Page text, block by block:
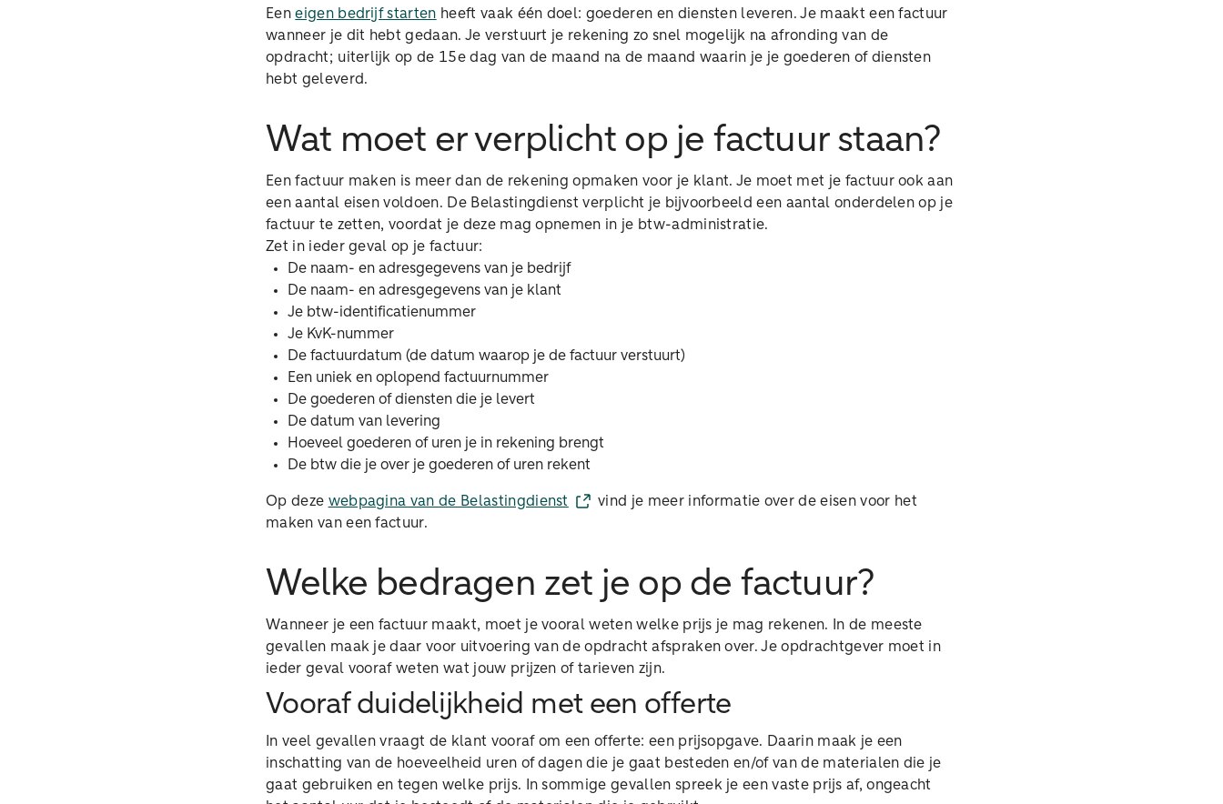
Eeneigen bedrijf starten heeft vaak één doel: goederen en diensten leveren. Je maakt een factuur
wanneer je dit hebt gedaan. Je verstuurt je rekening zo snel mogelijk na afronding van de
opdracht; uiterlijk op de 15e dag van de maand na de maand waarin je je goederen of diensten
hebt geleverd.
Wat moet er verplicht op je factuur staan?
Een factuur maken is meer dan de rekening opmaken voor je klant. Je moet met je factuur ook aan
een aantal eisen voldoen. De Belastingdienst verplicht je bijvoorbeeld een aantal onderdelen op je
factuur te zetten, voordat je deze mag opnemen in je btw-administratie.
Zet in ieder geval op je factuur:
De naam- en adresgegevens van je bedrijf
De naam- en adresgegevens van je klant
Je btw-identificatienummer
Je KvK-nummer
De factuurdatum (de datum waarop je de factuur verstuurt)
Een uniek en oplopend factuurnummer
De goederen of diensten die je levert
De datum van levering
Hoeveel goederen of uren je in rekening brengt
De btw die je over je goederen of uren rekent
Op deze webpagina van de Belastingdienst
vind je meer informatie over de eisen voor het
maken van een factuur.
Welke bedragen zet je op de factuur?
Wanneer je een factuur maakt, moet je vooral weten welke prijs je mag rekenen. In de meeste
gevallen maak je daar voor uitvoering van de opdracht afspraken over. Je opdrachtgever moet in
ieder geval vooraf weten wat jouw prijzen of tarieven zijn.
Vooraf duidelijkheid met een offerte
In veel gevallen vraagt de klant vooraf om een offerte: een prijsopgave. Daarin maak je een
inschatting van de hoeveelheid uren of dagen die je gaat besteden en/of van de materialen die je
gaat gebruiken en tegen welke prijs. In sommige gevallen spreek je een vaste prijs af, ongeacht